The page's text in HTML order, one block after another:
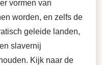
vormen van
worden, en zelfs de
geleide landen,
slavernij
Kijk naar de